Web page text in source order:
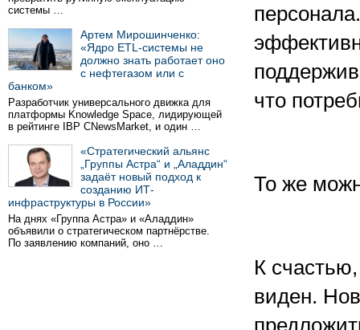
системы …
Артем Мирошинченко:
«Ядро ETL-системы не
должно знать работает оно
с нефтегазом или с
банком»
Разработчик универсального движка для
платформы Knowledge Space, лидирующей
в рейтинге IBP CNewsMarket, и один …
«Стратегический альянс
„Группы Астра“ и „Аладдин“
задаёт новый подход к
созданию ИТ-
инфраструктуры в России»
На днях «Группа Астра» и «Аладдин»
объявили о стратегическом партнёрстве.
По заявлению компаний, оно …
что
То же
К
виден.